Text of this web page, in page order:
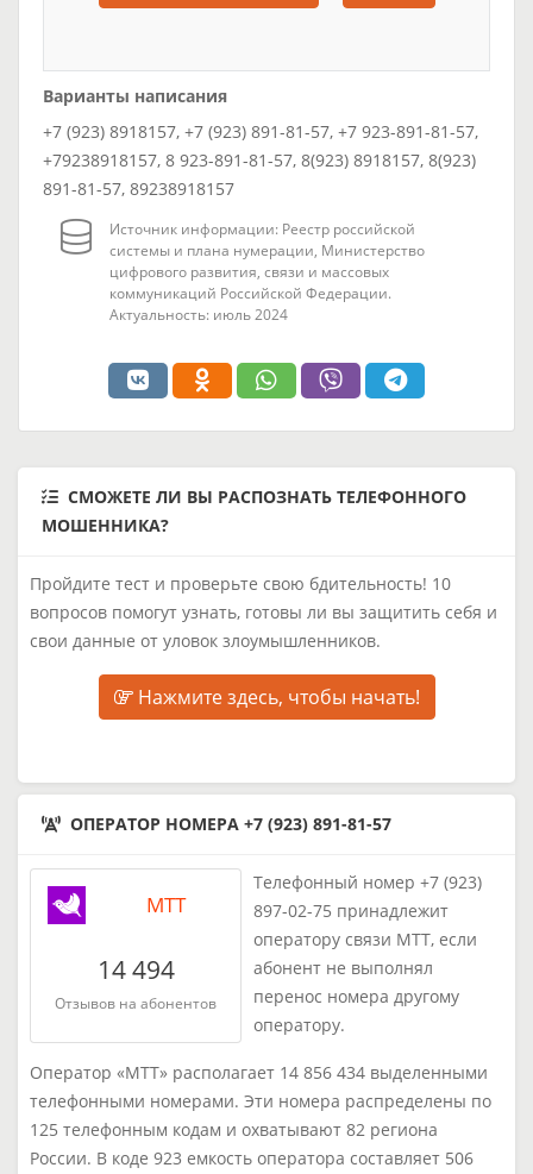
Варианты написания
+7 (923) 8918157, +7 (923) 891-81-57, +7 923-891-81-57,
+79238918157, 8 923-891-81-57, 8(923) 8918157, 8(923)
891-81-57, 89238918157
Источник информации: Реестр российской
системы и плана нумерации, Министерство
цифрового развития, связи и массовых
коммуникаций Российской Федерации.
Актуальность: июль 2024
СМОЖЕТЕ ЛИ ВЫ РАСПОЗНАТЬ ТЕЛЕФОННОГО
МОШЕННИКА?
Пройдите тест и проверьте свою бдительность! 10
вопросов помогут узнать, готовы ли вы защитить себя и
свои данные от уловок злоумышленников.
Нажмите здесь, чтобы начать!
ОПЕРАТОР НОМЕРА +7 (923) 891-81-57
МТТ
14 494
Отзывов на абонентов
Телефонный номер +7 (923)
897-02-75 принадлежит
оператору связи МТТ, если
абонент не выполнял
перенос номера другому
оператору.
Оператор «МТТ» располагает 14 856 434 выделенными
телефонными номерами. Эти номера распределены по
125 телефонным кодам и охватывают 82 региона
России. В коде 923 емкость оператора составляет 506